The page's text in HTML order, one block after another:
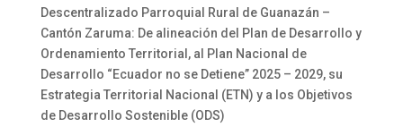
Descentralizado Parroquial Rural de Guanazán –
Cantón Zaruma: De alineación del Plan de Desarrollo y
Ordenamiento Territorial, al Plan Nacional de
Desarrollo “Ecuador no se Detiene” 2025 – 2029, su
Estrategia Territorial Nacional (ETN) y a los Objetivos
de Desarrollo Sostenible (ODS)